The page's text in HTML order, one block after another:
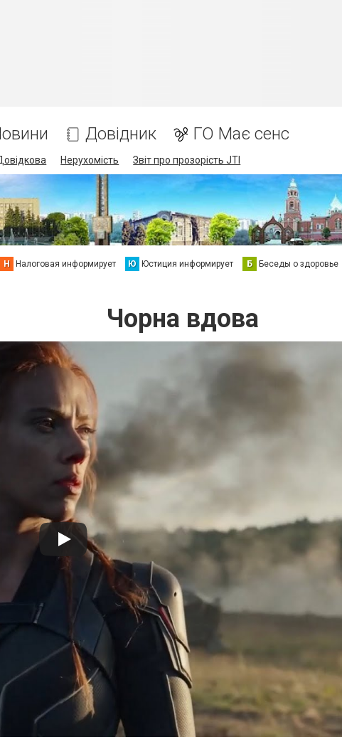
Довідник ГО Має сенс
Нерухомість Звіт про прозорість JTI
Н Налоговая информирует Ю Юстиция информирует Б Беседы о здоровье
Чорна вдова